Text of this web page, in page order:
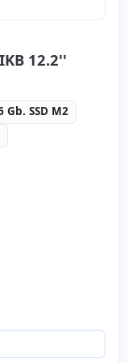
12.2''
Gb. SSD M2
frontale